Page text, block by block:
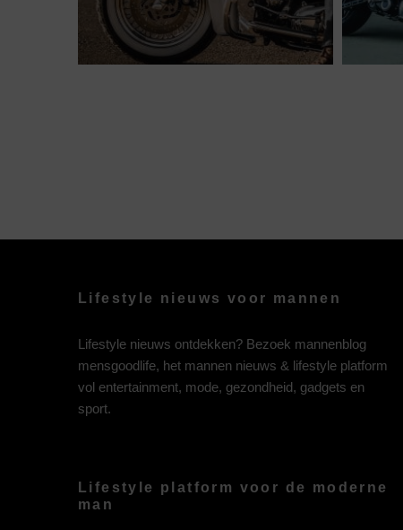
Lifestyle nieuws voor mannen
Lifestyle nieuws ontdekken? Bezoek mannenblog
mensgoodlife, het mannen nieuws & lifestyle platform
vol entertainment, mode, gezondheid, gadgets en
sport.
Lifestyle platform voor de moderne
man